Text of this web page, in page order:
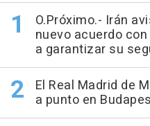
O.Próximo.- Irán
nuevo acuerdo
a garantizar su
El Real Madrid de
a punto en